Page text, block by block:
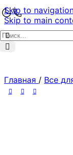
Skip to
Skip to main
Главная / Все